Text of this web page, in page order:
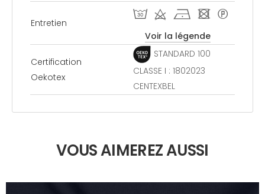
Entretien
T d h - *
Voir la légende
Certification
Oekotex
STANDARD 100
CLASSE I : 1802023
CENTEXBEL
VOUS AIMEREZ AUSSI